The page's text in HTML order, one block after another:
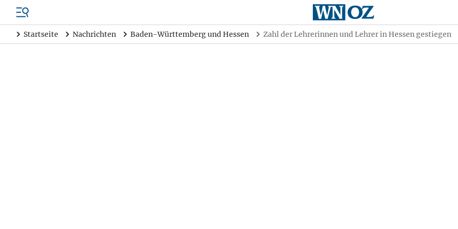
Startseite Nachrichten Baden-Württemberg und Hessen Zahl der Lehrerinnen und Lehrer in Hessen gestiegen